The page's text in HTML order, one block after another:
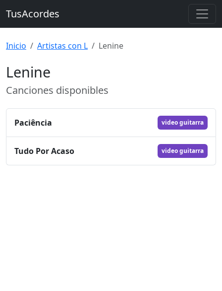
TusAcordes
Inicio Artistas con L Lenine
Lenine
Canciones disponibles
Paciência video guitarra
Tudo Por Acaso video guitarra